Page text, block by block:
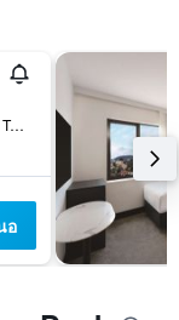
9 Argyle Street, โฮบาร์ต, TAS, ออสเตรเลีย
อ